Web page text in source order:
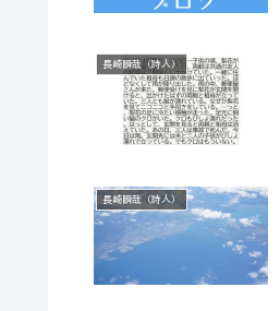
長崎瞬哉（詩人）
長崎瞬哉（詩人）